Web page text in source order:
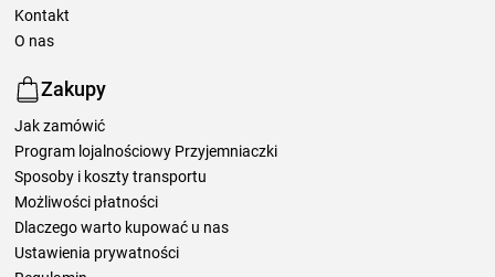
Kontakt
O nas
Zakupy
Jak zamówić
Program lojalnościowy Przyjemniaczki
Sposoby i koszty transportu
Możliwości płatności
Dlaczego warto kupować u nas
Ustawienia prywatności